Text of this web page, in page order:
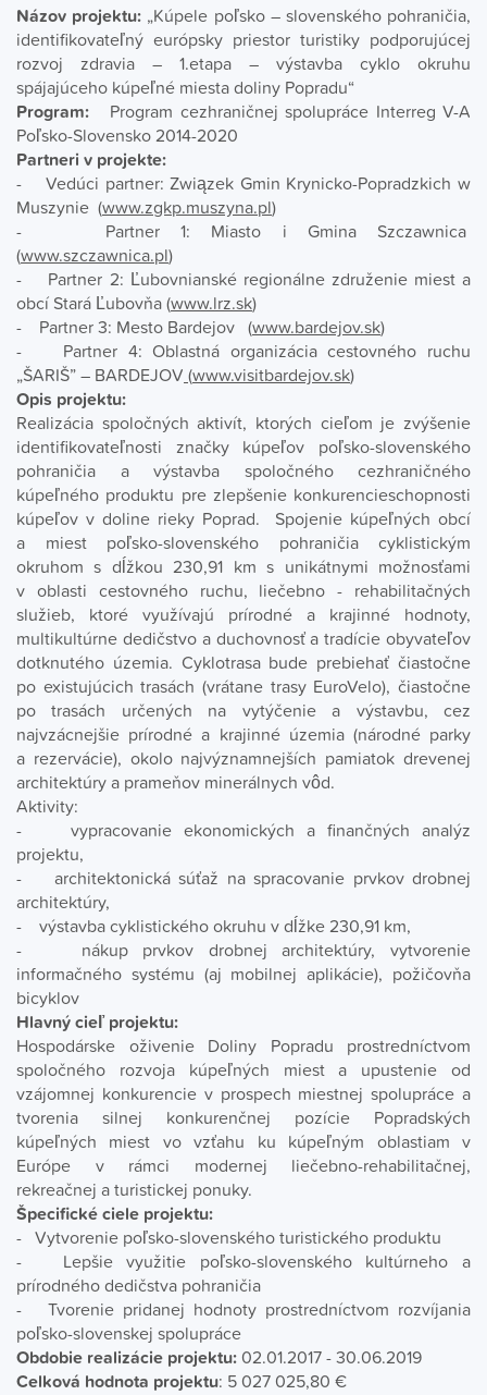
Názov projektu: „Kúpele poľsko – slovenského pohraničia,
identifikovateľný európsky priestor turistiky podporujúcej
rozvoj zdravia – 1.etapa – výstavba cyklo okruhu
spájajúceho kúpeľné miesta doliny Popradu“
Program:
Program cezhraničnej spolupráce Interreg V-A
Poľsko-Slovensko 2014-2020
Partneri v projekte:
- Vedúci partner: Związek Gmin Krynicko-Popradzkich w
Muszynie (www.zgkp.muszyna.pl)
- Partner 1: Miasto i Gmina Szczawnica
(www.szczawnica.pl)
- Partner 2: Ľubovnianské regionálne združenie miest a
obcí Stará Ľubovňa(www.lrz.sk)
- Partner 3: Mesto Bardejov (www.bardejov.sk)
- Partner 4: Oblastná organizácia cestovného ruchu
„ŠARIŠ” – BARDEJOV (www.visitbardejov.sk)
Opis projektu:
Realizácia spoločných aktivít, ktorých cieľom je zvýšenie
identifikovateľnosti značky kúpeľov poľsko-slovenského
pohraničia a výstavba spoločného cezhraničného
kúpeľného produktu pre zlepšenie konkurencieschopnosti
kúpeľov v doline rieky Poprad. Spojenie kúpeľných obcí
a miest poľsko-slovenského pohraničia cyklistickým
okruhom s dĺžkou 230,91 km s unikátnymi možnosťami
v oblasti cestovného ruchu, liečebno - rehabilitačných
služieb, ktoré využívajú prírodné a krajinné hodnoty,
multikultúrne dedičstvo a duchovnosť a tradície obyvateľov
dotknutého územia. Cyklotrasa bude prebiehať čiastočne
po existujúcich trasách (vrátane trasy EuroVelo), čiastočne
po trasách určených na vytýčenie a výstavbu, cez
najvzácnejšie prírodné a krajinné územia (národné parky
a rezervácie), okolo najvýznamnejších pamiatok drevenej
architektúry a prameňov minerálnych vôd.
Aktivity:
- vypracovanie ekonomických a finančných analýz
projektu,
- architektonická súťaž na spracovanie prvkov drobnej
architektúry,
- výstavba cyklistického okruhu v dĺžke 230,91 km,
- nákup prvkov drobnej architektúry, vytvorenie
informačného systému (aj mobilnej aplikácie), požičovňa
bicyklov
Hlavný cieľ projektu:
Hospodárske oživenie Doliny Popradu prostredníctvom
spoločného rozvoja kúpeľných miest a upustenie od
vzájomnej konkurencie v prospech miestnej spolupráce a
tvorenia silnej konkurenčnej pozície Popradských
kúpeľných miest vo vzťahu ku kúpeľným oblastiam v
Európe v rámci modernej liečebno-rehabilitačnej,
rekreačnej a turistickej ponuky.
Špecifické ciele projektu:
- Vytvorenie poľsko-slovenského turistického produktu
- Lepšie využitie poľsko-slovenského kultúrneho a
prírodného dedičstva pohraničia
- Tvorenie pridanej hodnoty prostredníctvom rozvíjania
poľsko-slovenskej spolupráce
Obdobie realizácie projektu:02.01.2017 - 30.06.2019
Celková hodnota projektu: 5 027 025,80 €